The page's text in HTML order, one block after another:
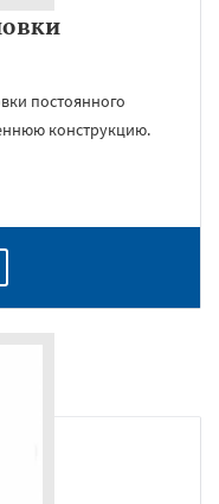
постоянного
конструкцию.